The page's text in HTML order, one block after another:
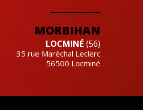
MORBIHAN
LOCMINÉ (56)
35 rue Maréchal Leclerc
56500 Locminé